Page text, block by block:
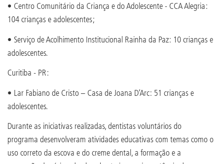
• Centro Comunitário da Criança e do Adolescente - CCA Alegria:
104 crianças e adolescentes;
• Serviço de Acolhimento Institucional Rainha da Paz: 10 crianças e
adolescentes.
Curitiba - PR:
• Lar Fabiano de Cristo – Casa de Joana D’Arc: 51 crianças e
adolescentes.
Durante as iniciativas realizadas, dentistas voluntários do
programa desenvolveram atividades educativas com temas como o
uso correto da escova e do creme dental, a formação e a